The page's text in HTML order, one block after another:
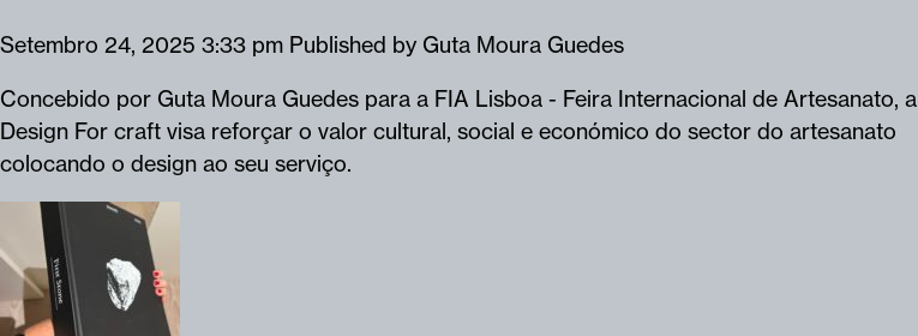
Setembro 24, 2025 3:33 pm Published by Guta Moura Guedes
Concebido por Guta Moura Guedes para a FIA Lisboa - Feira Internacional de Artesanato, a
Design For craft visa reforçar o valor cultural, social e económico do sector do artesanato
colocando o design ao seu serviço.